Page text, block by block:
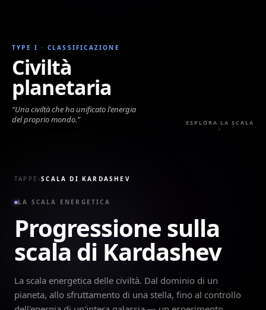
TYPE I · CLASSIFICAZIONE
Civiltà
planetaria
“Una civiltà che ha unificato l'energia
del proprio mondo.” ESPLORA LA SCALA
↓
TAPPE ›SCALA DI KARDASHEV
LA SCALA ENERGETICA
Progressione sulla
scala di Kardashev
La scala energetica delle civiltà. Dal dominio di un
pianeta, allo sfruttamento di una stella, fino al controllo